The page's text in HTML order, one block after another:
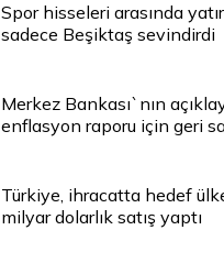
Spor hisseleri arasında
sadece Beşiktaş sevindirdi
Merkez Bankası`nın
enflasyon raporu için geri
Türkiye, ihracatta hedef
milyar dolarlık satış yaptı